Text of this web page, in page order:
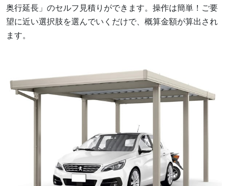
奥行延長」のセルフ見積りができます。操作は簡単！ご要
望に近い選択肢を選んでいくだけで、概算金額が算出され
ます。